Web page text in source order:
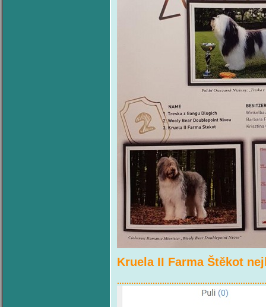
Kruela II Farma Štěkot